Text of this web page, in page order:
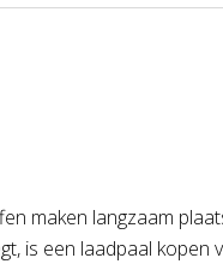
maken langzaam
is een laadpaal